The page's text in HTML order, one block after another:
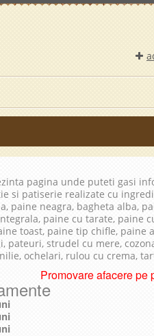
pagina unde puteti gasi
si patiserie realizate cu
paine neagra, bagheta alba,
paine cu tarate, paine
toast, paine tip chifle, paine
pateuri, strudel cu mere,
ochelari, rulou cu crema,
Promovare afacere pe